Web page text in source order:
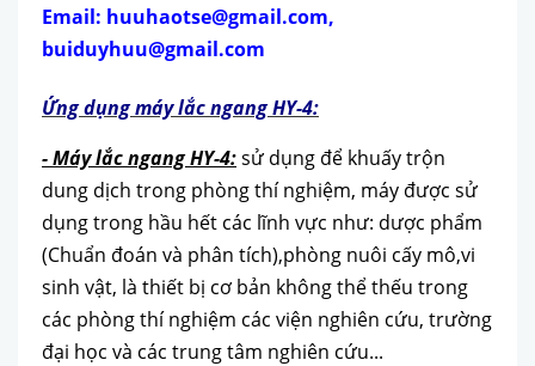
Email: huuhaotse@gmail.com,
buiduyhuu@gmail.com
Ứng dụngmáy lắc ngang HY-4:
- Máy lắc ngang HY-4:sử dụng để khuấy trộn
dung dịch trong phòng thí nghiệm, máy được sử
dụng trong hầu hết các lĩnh vực như: dược phẩm
(Chuẩn đoán và phân tích),phòng nuôi cấy mô,vi
sinh vật, là thiết bị cơ bản không thể thếu trong
các phòng thí nghiệm các viện nghiên cứu, trường
đại học và các trung tâm nghiên cứu...